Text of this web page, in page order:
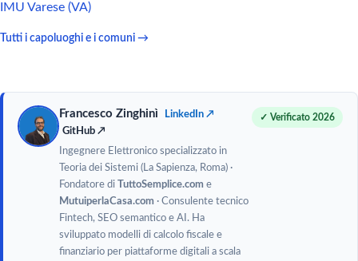
IMU Varese (VA)
Tutti i capoluoghi e i comuni →
Francesco Zinghinì
LinkedIn ↗
GitHub ↗
Ingegnere Elettronico specializzato in
Teoria dei Sistemi (La Sapienza, Roma) ·
Fondatore di TuttoSemplice.com e
MutuiperlaCasa.com · Consulente tecnico
Fintech, SEO semantico e AI. Ha
sviluppato modelli di calcolo fiscale e
finanziario per piattaforme digitali a scala
✓ Verificato 2026